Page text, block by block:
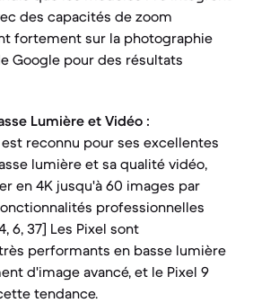
des capacités de zoom
fortement sur la photographie
Google pour des résultats
Lumière et Vidéo :
est reconnu pour ses excellentes
lumière et sa qualité vidéo,
en 4K jusqu'à 60 images par
professionnelles
6, 37] Les Pixel sont
performants en basse lumière
d'image avancé, et le Pixel 9
tendance.